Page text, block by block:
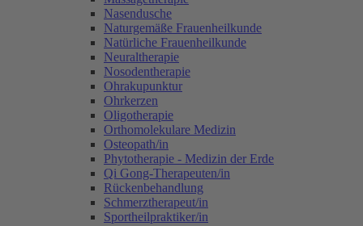
Nasendusche
Naturgemäße Frauenheilkunde
Natürliche Frauenheilkunde
Neuraltherapie
Nosodentherapie
Ohrakupunktur
Ohrkerzen
Oligotherapie
Orthomolekulare Medizin
Osteopath/in
Phytotherapie - Medizin der Erde
Qi Gong-Therapeuten/in
Rückenbehandlung
Schmerztherapeut/in
Sportheilpraktiker/in